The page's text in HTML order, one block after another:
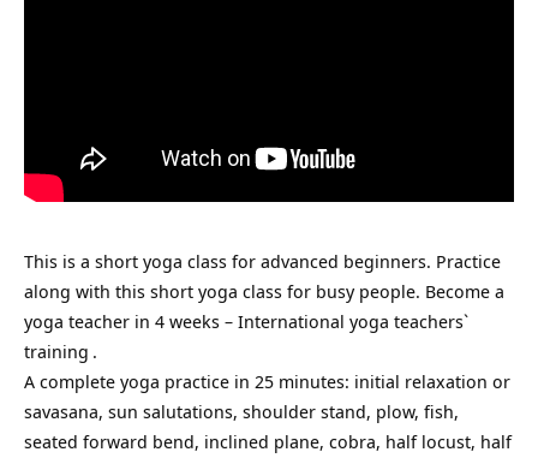
This is a short yoga class for advanced beginners. Practice
along with this short yoga class for busy people. Become a
yoga teacher in 4 weeks – International yoga teachers`
training .
A complete yoga practice in 25 minutes: initial relaxation or
savasana, sun salutations, shoulder stand, plow, fish,
seated forward bend, inclined plane, cobra, half locust, half